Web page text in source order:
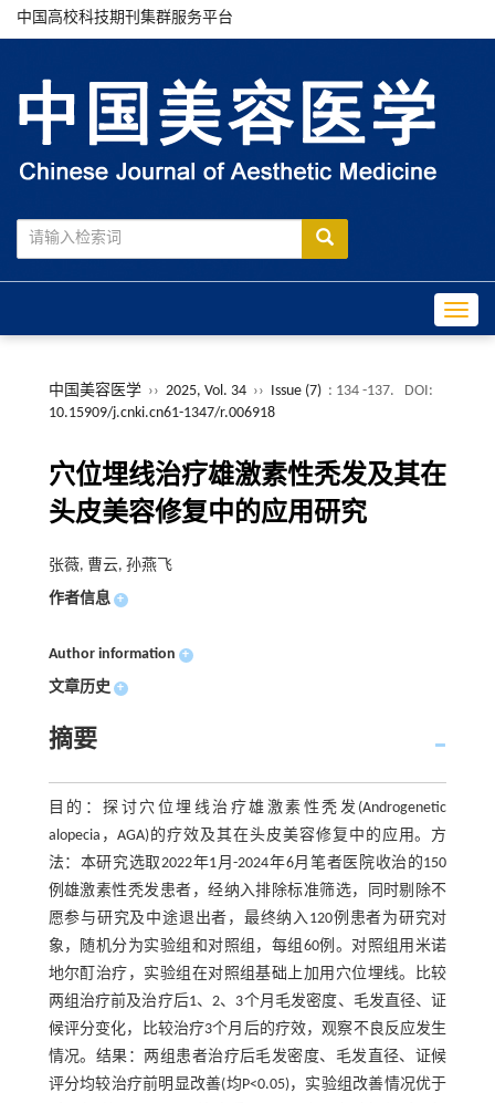
中国高校科技期刊集群服务平台
中国美容医学 ›› 2025, Vol. 34 ›› Issue (7) : 134 -137.
DOI:
10.15909/j.cnki.cn61-1347/r.006918
穴位埋线治疗雄激素性秃发及其在
头皮美容修复中的应用研究
张薇, 曹云, 孙燕飞
作者信息 +
Author information +
文章历史 +
摘要
目的：探讨穴位埋线治疗雄激素性秃发(Androgenetic
alopecia，AGA)的疗效及其在头皮美容修复中的应用。方
法：本研究选取2022年1月-2024年6月笔者医院收治的150
例雄激素性秃发患者，经纳入排除标准筛选，同时剔除不
愿参与研究及中途退出者，最终纳入120例患者为研究对
象，随机分为实验组和对照组，每组60例。对照组用米诺
地尔酊治疗，实验组在对照组基础上加用穴位埋线。比较
两组治疗前及治疗后1、2、3个月毛发密度、毛发直径、证
候评分变化，比较治疗3个月后的疗效，观察不良反应发生
情况。结果：两组患者治疗后毛发密度、毛发直径、证候
评分均较治疗前明显改善(均P<0.05)，实验组改善情况优于